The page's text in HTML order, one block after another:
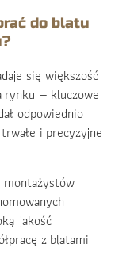
do blatu
się większość
rynku — kluczowe
odpowiednio
i precyzyjne
montażystów
jakość
z blatami